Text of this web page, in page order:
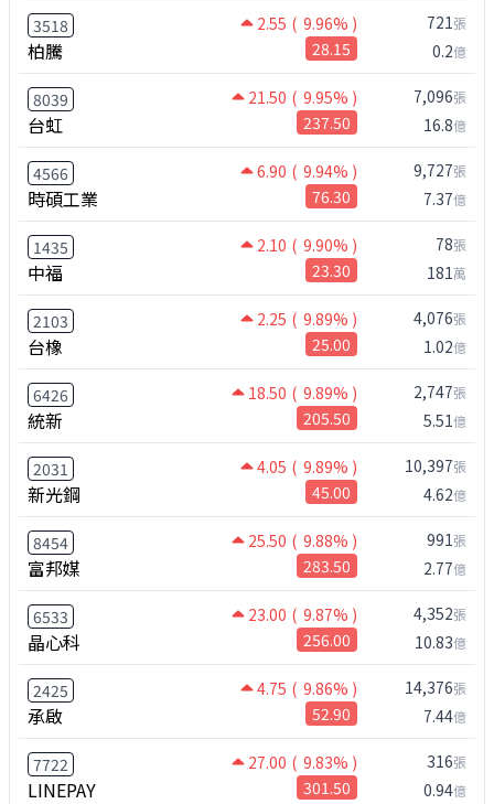
3518 2.55 ( 9.96% )
柏騰 28.15
721張
0.2億
8039 21.50 ( 9.95% )
台虹 237.50
7,096張
16.8億
4566 6.90 ( 9.94% )
時碩工業 76.30
9,727張
7.37億
1435 2.10 ( 9.90% )
中福 23.30
78張
181萬
2103 2.25 ( 9.89% )
台橡 25.00
4,076張
1.02億
6426 18.50 ( 9.89% )
統新 205.50
2,747張
5.51億
2031 4.05 ( 9.89% )
新光鋼 45.00
10,397張
4.62億
8454 25.50 ( 9.88% )
富邦媒 283.50
991張
2.77億
6533 23.00 ( 9.87% )
晶心科 256.00
4,352張
10.83億
2425 4.75 ( 9.86% )
承啟 52.90
14,376張
7.44億
7722 27.00 ( 9.83% )
LINEPAY 301.50
316張
0.94億